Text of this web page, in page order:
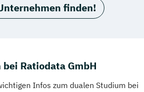
finden!
Ratiodata GmbH
Infos zum dualen Studium bei